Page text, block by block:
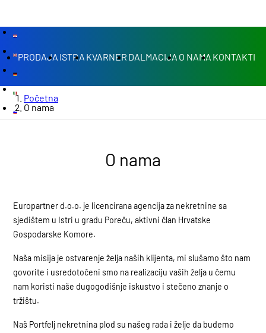
PRODAJA ISTRA KVARNER DALMACIJA O NAMA KONTAKTI
Početna
O nama
O nama
Europartner d.o.o. je licencirana agencija za nekretnine sa
sjedištem u Istri u gradu Poreču, aktivni član Hrvatske
Gospodarske Komore.
Naša misija je ostvarenje želja naših klijenta, mi slušamo što nam
govorite i usredotočeni smo na realizaciju vaših želja u čemu
nam koristi naše dugogodišnje iskustvo i stečeno znanje o
tržištu.
Naš Portfelj nekretnina plod su našeg rada i želje da budemo